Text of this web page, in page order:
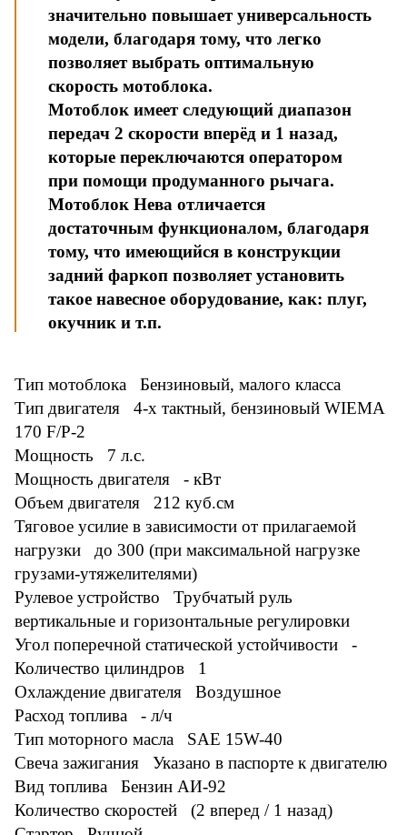
значительно повышает универсальность
модели, благодаря тому, что легко
позволяет выбрать оптимальную
скорость мотоблока.
Мотоблок имеет следующий диапазон
передач 2 скорости вперёд и 1 назад,
которые переключаются оператором
при помощи продуманного рычага.
Мотоблок Нева отличается
достаточным функционалом, благодаря
тому, что имеющийся в конструкции
задний фаркоп позволяет установить
такое навесное оборудование, как: плуг,
окучник и т.п.
Тип мотоблока Бензиновый, малого класса
Тип двигателя 4-х тактный, бензиновый WIEMA
170 F/P-2
Мощность 7 л.с.
Мощность двигателя - кВт
Объем двигателя 212 куб.см
Тяговое усилие в зависимости от прилагаемой
нагрузки до 300 (при максимальной нагрузке
грузами-утяжелителями)
Рулевое устройство Трубчатый руль
вертикальные и горизонтальные регулировки
Угол поперечной статической устойчивости -
Количество цилиндров 1
Охлаждение двигателя Воздушное
Расход топлива - л/ч
Тип моторного масла SAE 15W-40
Свеча зажигания Указано в паспорте к двигателю
Вид топлива Бензин АИ-92
Количество скоростей (2 вперед / 1 назад)